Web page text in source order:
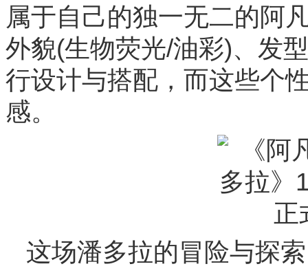
属于自己的独一无二的阿
外貌(生物荧光/油彩)、发
行设计与搭配，而这些个
感。
这场潘多拉的冒险与探